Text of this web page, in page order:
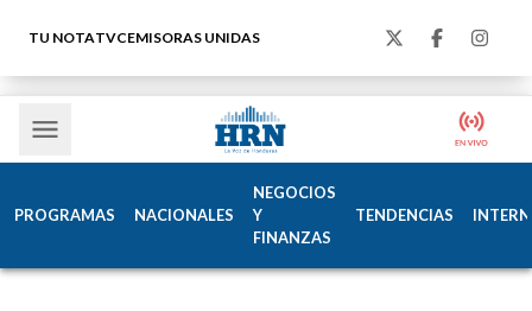
TU NOTATVCEMISORAS UNIDAS
PROGRAMAS NACIONALES
NEGOCIOS
Y
FINANZAS
TENDENCIAS